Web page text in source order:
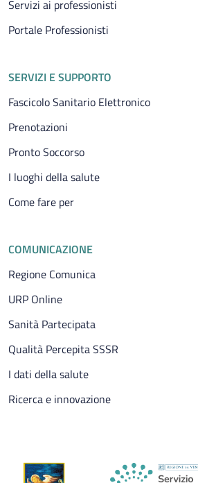
Servizi ai professionisti
Portale Professionisti
SERVIZI E SUPPORTO
Fascicolo Sanitario Elettronico
Prenotazioni
Pronto Soccorso
I luoghi della salute
Come fare per
COMUNICAZIONE
Regione Comunica
URP Online
Sanità Partecipata
Qualità Percepita SSSR
I dati della salute
Ricerca e innovazione